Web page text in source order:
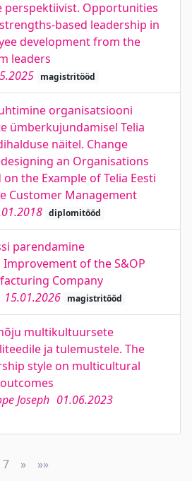
perspektiivist. Opportunities
based leadership in
development from the
leaders
magistritööd
organisatsiooni
ümberkujundamisel Telia
näitel. Change
an Organisations
the Example of Telia Eesti
Customer Management
diplomitööd
parendamine
of the S&OP
Company
15.01.2026 magistritööd
multikultuursete
ja tulemustele. The
style on multicultural
Joseph 01.06.2023
7 » Next
»»